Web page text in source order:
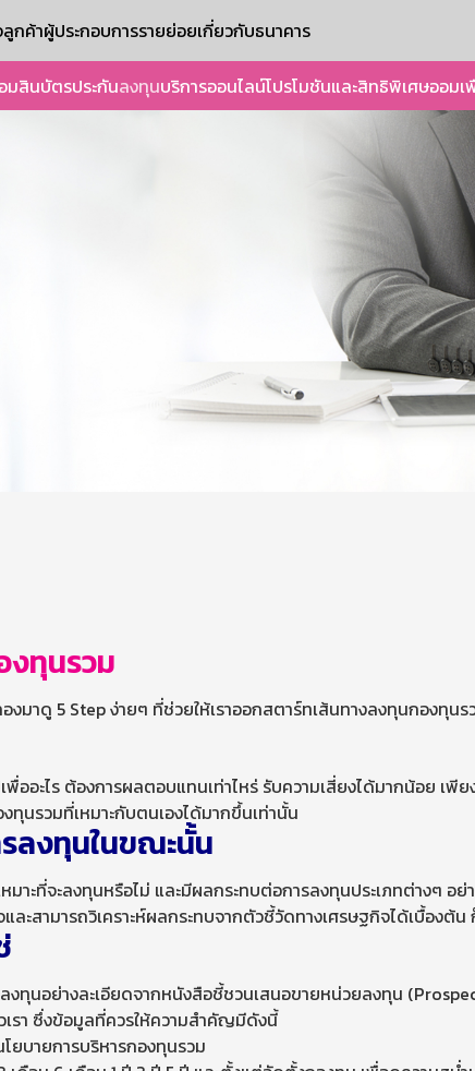
ลูกค้าผู้ประกอบการรายย่อยเกี่ยวกับธนาคาร
มสินบัตรประกันลงทุนบริการออนไลน์โปรโมชันและสิทธิพิเศษออมเ
ทุนรวม
มาดู 5 Step ง่ายๆ ที่ช่วยให้เราออกสตาร์ทเส้นทางลงทุนกองทุนร
ออะไร ต้องการผลตอบแทนเท่าไหร่ รับความเสี่ยงได้มากน้อย เพีย
ทุนรวมที่เหมาะกับตนเองได้มากขึ้นเท่านั้น
รลงทุนในขณะนั้น
มาะที่จะลงทุนหรือไม่ และมีผลกระทบต่อการลงทุนประเภทต่างๆ อ
และสามารถวิเคราะห์ผลกระทบจากตัวชี้วัดทางเศรษฐกิจได้เบื้อง
ทุนอย่างละเอียดจากหนังสือชี้ชวนเสนอขายหน่วยลงทุน
รา ซึ่งข้อมูลที่ควรให้ความสำคัญมีดังนี้
ยบายการบริหารกองทุนรวม